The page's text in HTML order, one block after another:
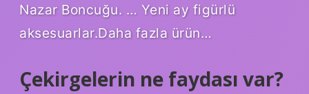
Nazar Boncuğu. … Yeni ay figürlü
aksesuarlar.Daha fazla ürün…
Çekirgelerin ne faydası var?